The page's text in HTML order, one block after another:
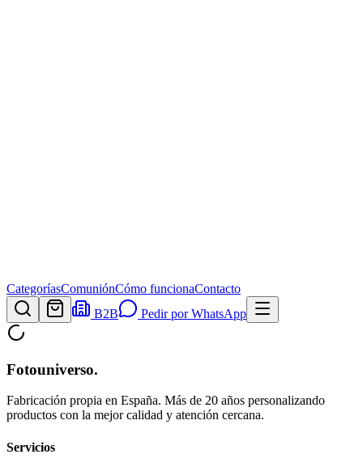
CategoríasComuniónCómo funcionaContacto
B2B
Pedir por WhatsApp
Fotouniverso.
Fabricación propia en España. Más de 20 años personalizando
productos con la mejor calidad y atención cercana.
Servicios